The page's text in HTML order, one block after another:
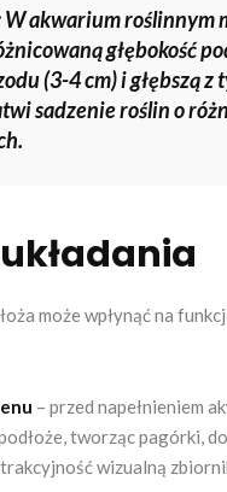
W akwarium roślinnym
głębokość
(3-4 cm) i głębszą z
sadzenie roślin o
może wpłynąć na
– przed napełnieniem
tworząc pagórki,
wizualną